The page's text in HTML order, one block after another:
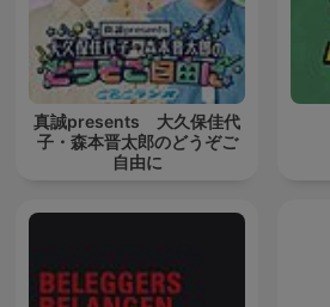
真誠presents 大久保佳代
子・森本晋太郎のどうぞご
自由に